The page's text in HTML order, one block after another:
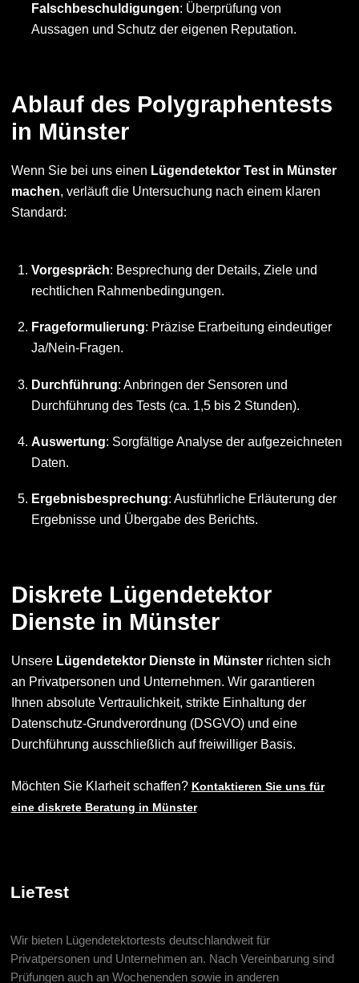
Falschbeschuldigungen: Überprüfung von
Aussagen und Schutz der eigenen Reputation.
Ablauf des Polygraphentests
in Münster
Wenn Sie bei uns einen Lügendetektor Test in Münster
machen, verläuft die Untersuchung nach einem klaren
Standard:
Vorgespräch: Besprechung der Details, Ziele und
rechtlichen Rahmenbedingungen.
Frageformulierung: Präzise Erarbeitung eindeutiger
Ja/Nein-Fragen.
Durchführung: Anbringen der Sensoren und
Durchführung des Tests (ca. 1,5 bis 2 Stunden).
Auswertung: Sorgfältige Analyse der aufgezeichneten
Daten.
Ergebnisbesprechung: Ausführliche Erläuterung der
Ergebnisse und Übergabe des Berichts.
Diskrete Lügendetektor
Dienste in Münster
Unsere Lügendetektor Dienste in Münsterrichten sich
an Privatpersonen und Unternehmen. Wir garantieren
Ihnen absolute Vertraulichkeit, strikte Einhaltung der
Datenschutz-Grundverordnung (DSGVO) und eine
Durchführung ausschließlich auf freiwilliger Basis.
Möchten Sie Klarheit schaffen? Kontaktieren Sie uns für
eine diskrete Beratung in Münster
LieTest
Wir bieten Lügendetektortests deutschlandweit für
Privatpersonen und Unternehmen an. Nach Vereinbarung sind
Prüfungen auch an Wochenenden sowie in anderen